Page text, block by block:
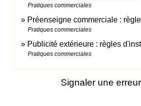
Pratiques commerciales
Préenseigne commerciale :
Pratiques commerciales
Publicité extérieure : règles
Pratiques commerciales
Signaler une